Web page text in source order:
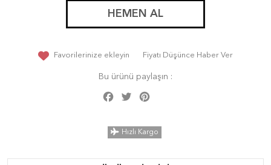
HEMEN AL
Favorilerinize ekleyin Fiyatı Düşünce Haber Ver
Bu ürünü paylaşın :
Facebook
Twitter
Hızlı Kargo